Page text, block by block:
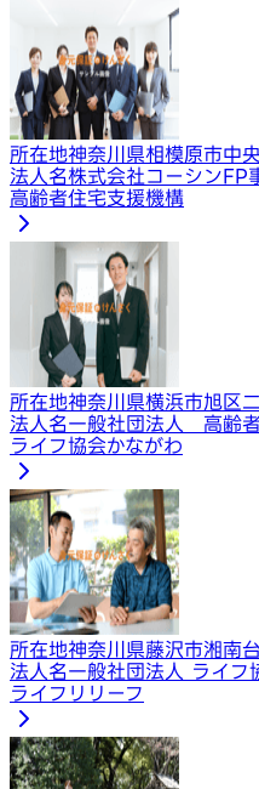
所在地神奈川県相模原市
法人名株式会社コーシンFP
高齢者住宅支援機構
所在地神奈川県横浜市旭区
法人名一般社団法人 高齢
ライフ協会かながわ
所在地神奈川県藤沢市湘
法人名一般社団法人 ライフ
ライフリリーフ